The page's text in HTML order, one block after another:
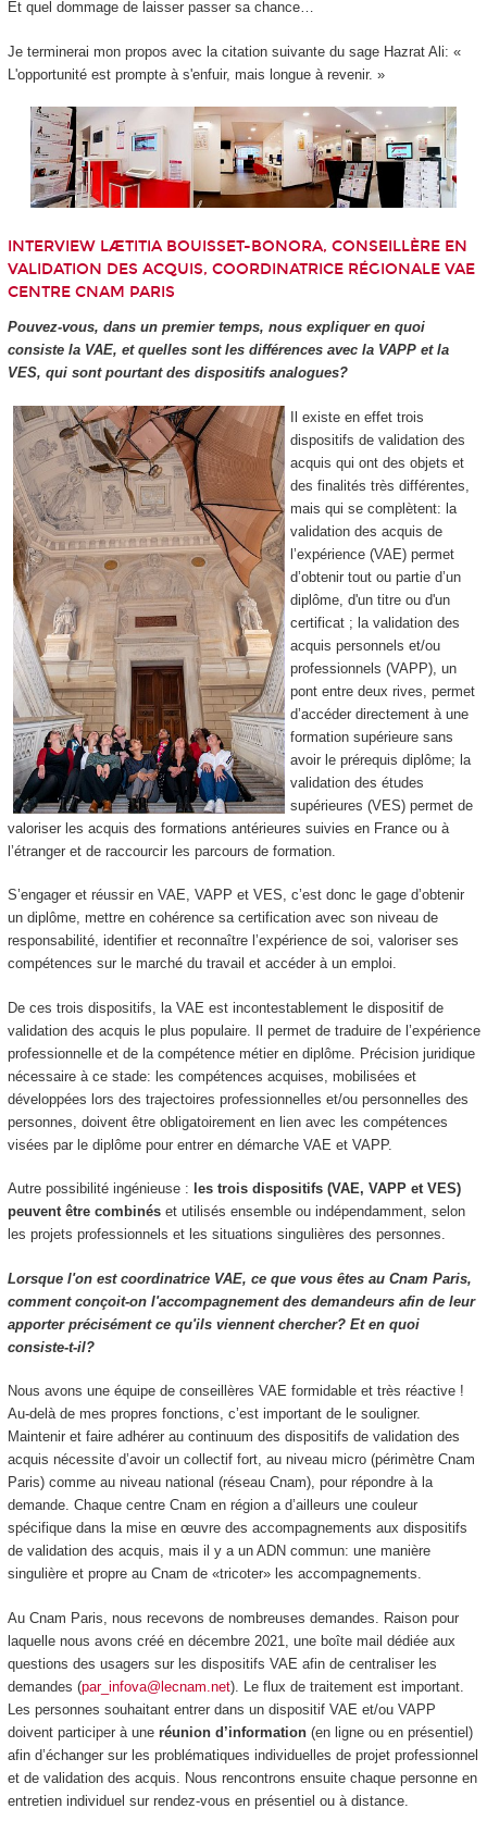
Et quel dommage de laisser passer sa chance…
Je terminerai mon propos avec la citation suivante du sage Hazrat Ali: «
L'opportunité est prompte à s'enfuir, mais longue à revenir. »
INTERVIEW LÆTITIA BOUISSET-BONORA, CONSEILLÈRE EN
VALIDATION DES ACQUIS, COORDINATRICE RÉGIONALE VAE
CENTRE CNAM PARIS
Pouvez-vous, dans un premier temps, nous expliquer en quoi
consiste la VAE, et quelles sont les différences avec la VAPP et la
VES, qui sont pourtant des dispositifs analogues?
Il existe en effet trois
dispositifs de validation des
acquis qui ont des objets et
des finalités très différentes,
mais qui se complètent: la
validation des acquis de
l’expérience (VAE) permet
d’obtenir tout ou partie d’un
diplôme, d'un titre ou d'un
certificat ; la validation des
acquis personnels et/ou
professionnels (VAPP), un
pont entre deux rives, permet
d’accéder directement à une
formation supérieure sans
avoir le prérequis diplôme; la
validation des études
supérieures (VES) permet de
valoriser les acquis des formations antérieures suivies en France ou à
l’étranger et de raccourcir les parcours de formation.
S’engager et réussir en VAE, VAPP et VES, c’est donc le gage d’obtenir
un diplôme, mettre en cohérence sa certification avec son niveau de
responsabilité, identifier et reconnaître l’expérience de soi, valoriser ses
compétences sur le marché du travail et accéder à un emploi.
De ces trois dispositifs, la VAE est incontestablement le dispositif de
validation des acquis le plus populaire. Il permet de traduire de l’expérience
professionnelle et de la compétence métier en diplôme. Précision juridique
nécessaire à ce stade: les compétences acquises, mobilisées et
développées lors des trajectoires professionnelles et/ou personnelles des
personnes, doivent être obligatoirement en lien avec les compétences
visées par le diplôme pour entrer en démarche VAE et VAPP.
Autre possibilité ingénieuse : les trois dispositifs (VAE, VAPP et VES)
peuvent être combinéset utilisés ensemble ou indépendamment, selon
les projets professionnels et les situations singulières des personnes.
Lorsque l'on est coordinatrice VAE, ce que vous êtes au Cnam Paris,
comment conçoit-on l'accompagnement des demandeurs afin de leur
apporter précisément ce qu'ils viennent chercher? Et en quoi
consiste-t-il?
Nous avons une équipe de conseillères VAE formidable et très réactive !
Au-delà de mes propres fonctions, c’est important de le souligner.
Maintenir et faire adhérer au continuum des dispositifs de validation des
acquis nécessite d’avoir un collectif fort, au niveau micro (périmètre Cnam
Paris) comme au niveau national (réseau Cnam), pour répondre à la
demande. Chaque centre Cnam en région a d’ailleurs une couleur
spécifique dans la mise en œuvre des accompagnements aux dispositifs
de validation des acquis, mais il y a un ADN commun: une manière
singulière et propre au Cnam de «tricoter» les accompagnements.
Au Cnam Paris, nous recevons de nombreuses demandes. Raison pour
laquelle nous avons créé en décembre 2021, une boîte mail dédiée aux
questions des usagers sur les dispositifs VAE afin de centraliser les
demandes (par_infova@lecnam.net). Le flux de traitement est important.
Les personnes souhaitant entrer dans un dispositif VAE et/ou VAPP
doivent participer à une réunion d’information(en ligne ou en présentiel)
afin d’échanger sur les problématiques individuelles de projet professionnel
et de validation des acquis. Nous rencontrons ensuite chaque personne en
entretien individuel sur rendez-vous en présentiel ou à distance.